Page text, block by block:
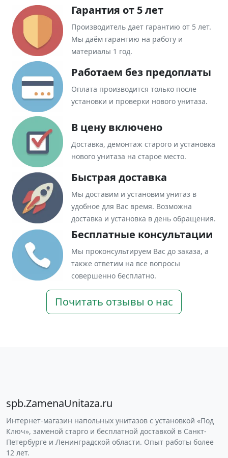
Гарантия от 5 лет
Производитель дает гарантию от 5 лет.
Мы даём гарантию на работу и
материалы 1 год.
Работаем без предоплаты
Оплата производится только после
установки и проверки нового унитаза.
В цену включено
Доставка, демонтаж старого и установка
нового унитаза на старое место.
Быстрая доставка
Мы доставим и установим унитаз в
удобное для Вас время. Возможна
доставка и установка в день обращения.
Бесплатные консультации
Мы проконсультируем Вас до заказа, а
также ответим на все вопросы
совершенно бесплатно.
Почитать отзывы о нас
spb.ZamenaUnitaza.ru
Интернет-магазин напольных унитазов с установкой «Под
Ключ», заменой старго и бесплатной доставкой в Санкт-
Петербурге и Ленинградской области. Опыт работы более
12 лет.